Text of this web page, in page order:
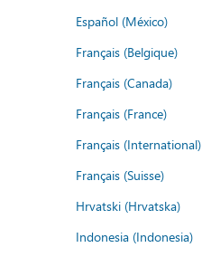
Español (México)
Français (Belgique)
Français (Canada)
Français (France)
Français (International)
Français (Suisse)
Hrvatski (Hrvatska)
Indonesia (Indonesia)